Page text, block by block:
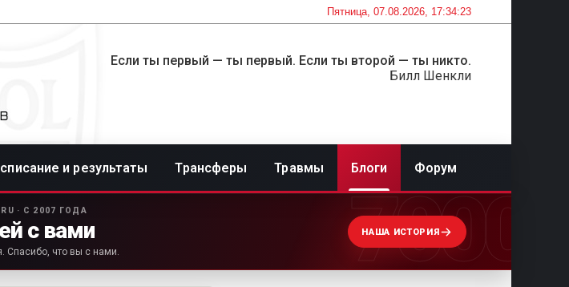
Пятница, 07.08.2026, 17:34:23
Если ты первый — ты первый. Если ты второй — ты никто.
Билл Шенкли
и результаты Трансферы Травмы Блоги Форум
7000
· С 2007 ГОДА
с вами
Спасибо, что вы с нами.
НАША ИСТОРИЯ